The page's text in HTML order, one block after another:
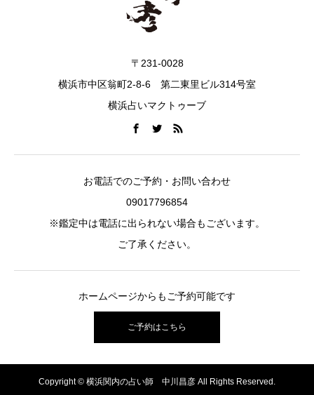
〒231-0028
横浜市中区翁町2-8-6 第二東里ビル314号室
横浜占いマクトゥーブ
お電話でのご予約・お問い合わせ
09017796854
※鑑定中は電話に出られない場合もございます。
ご了承ください。
ホームページからもご予約可能です
ご予約はこちら
Copyright © 横浜関内の占い師 中川昌彦 All Rights Reserved.